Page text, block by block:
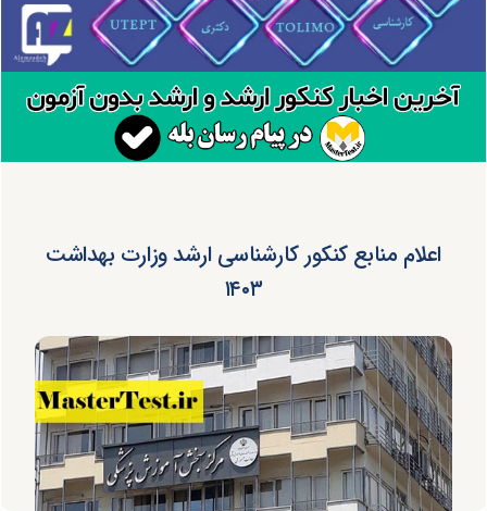
اعلام منابع کنکور کارشناسی ارشد وزارت بهداشت
۱۴۰۳